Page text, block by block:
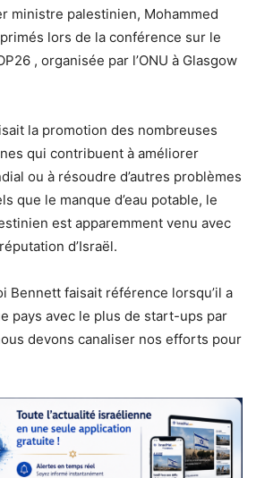
ministre palestinien, Mohammed
lors de la conférence sur le
, organisée par l’ONU à Glasgow
la promotion des nombreuses
qui contribuent à améliorer
ou à résoudre d’autres problèmes
que le manque d’eau potable, le
est apparemment venu avec
d’Israël.
Bennett faisait référence lorsqu’il a
pays avec le plus de start-ups par
devons canaliser nos efforts pour